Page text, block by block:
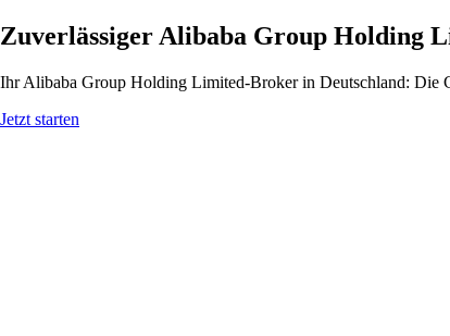
Zuverlässiger Alibaba Group Holding
Ihr Alibaba Group Holding Limited-Broker in Deutschland: Die
Jetzt starten